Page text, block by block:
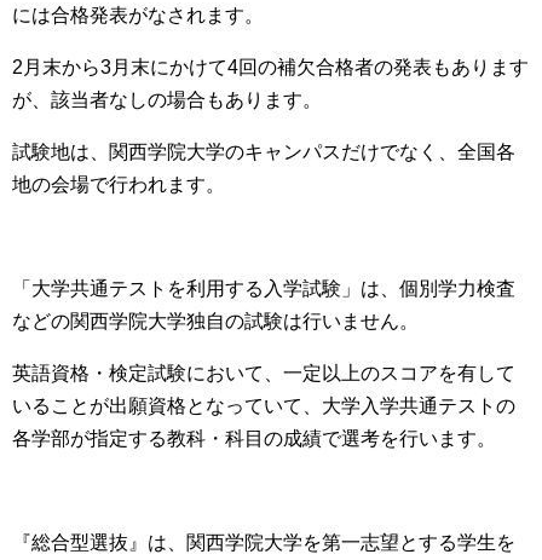
には合格発表がなされます。
2月末から3月末にかけて4回の補欠合格者の発表 もあります
が、 該当者なしの場合もあります。
試験地は、関西学院大学のキャンパスだけでなく、全国各
地の会場で行われます。
「大学共通テストを利用する入学試験」は、個別学力検査
などの関西学院大学独自の試験は行いません。
英語資格・検定試験において、 一定以上のスコアを有して
いることが出願資格となっていて、大学入学共通テストの
各学部が指定する教科・科目の成績で選考を行います。
『総合型選抜』は、 関西学院大学を第一志望とする学生を